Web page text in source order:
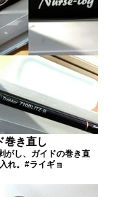
巻き直し
がし、ガイドの巻き直
れ。#ライギョ